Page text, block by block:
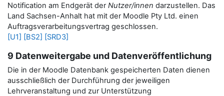
Notification am Endgerät derNutzer/innen darzustellen. Das
Land Sachsen-Anhalt hat mit der Moodle Pty Ltd. einen
Auftragsverarbeitungsvertrag geschlossen.
[U1] [BS2] [SRD3]
9 Datenweitergabe und Datenveröffentlichung
Die in der Moodle Datenbank gespeicherten Daten dienen
ausschließlich der Durchführung der jeweiligen
Lehrveranstaltung und zur Unterstützung